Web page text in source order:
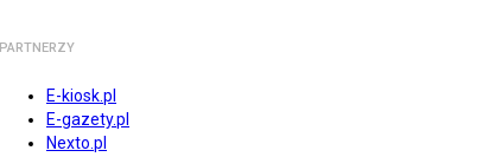
PARTNERZY
E-kiosk.pl
E-gazety.pl
Nexto.pl